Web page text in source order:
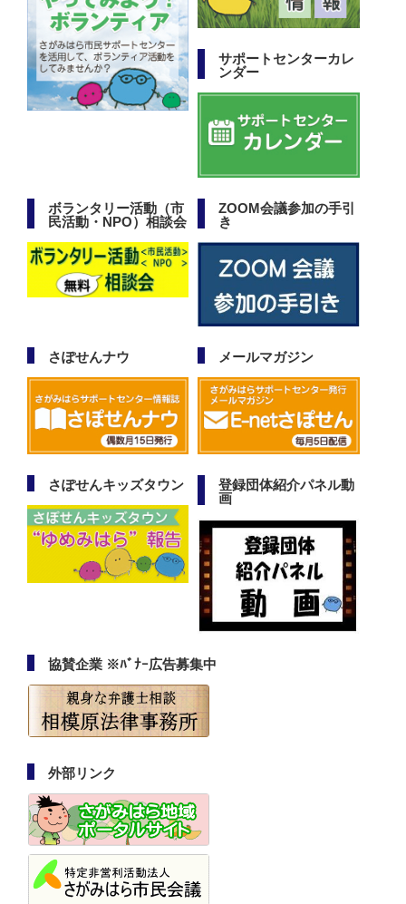
サポートセンターカレ
ンダー
ボランタリー活動（市
民活動・NPO）相談会
ZOOM会議参加の手引
き
さぽせんナウ メールマガジン
さぽせんキッズタウン
登録団体紹介パネル動
画
協賛企業 ※ﾊﾞﾅｰ広告募集中
外部リンク